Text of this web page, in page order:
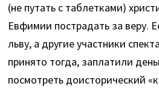
(не путать с таблетками)
Евфимии пострадать за веру.
льву, а другие участники
принято тогда, заплатили
посмотреть доисторический